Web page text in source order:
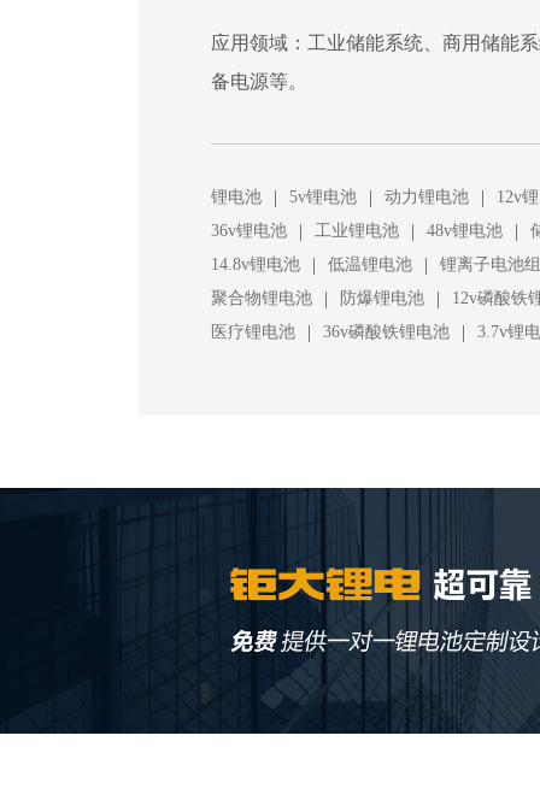
应用领域：工业储能系统、商用储能
备电源等。
锂电池 | 5v锂电池 | 动力锂电池 |
12v
36v锂电池
| 工业锂电池 | 48v锂电池 |
14.8v锂电池
| 低温锂电池 |
锂离子电池组
聚合物锂电池
| 防爆锂电池 |
12v磷酸铁
医疗锂电池
| 36v磷酸铁锂电池 | 3.7v锂